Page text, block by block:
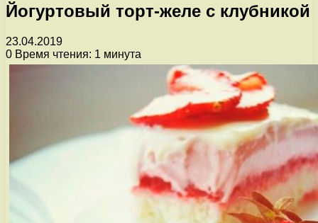
Йогуртовый торт-желе с клубникой
23.04.2019
0 Время чтения: 1 минута